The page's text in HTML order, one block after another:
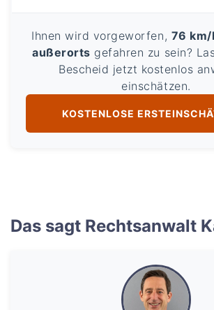
Ihnen wird vorgeworfen, 76 km/
außerorts gefahren zu sein?
Bescheid jetzt kostenlos
einschätzen.
KOSTENLOSE
Das sagt Rechtsanwalt